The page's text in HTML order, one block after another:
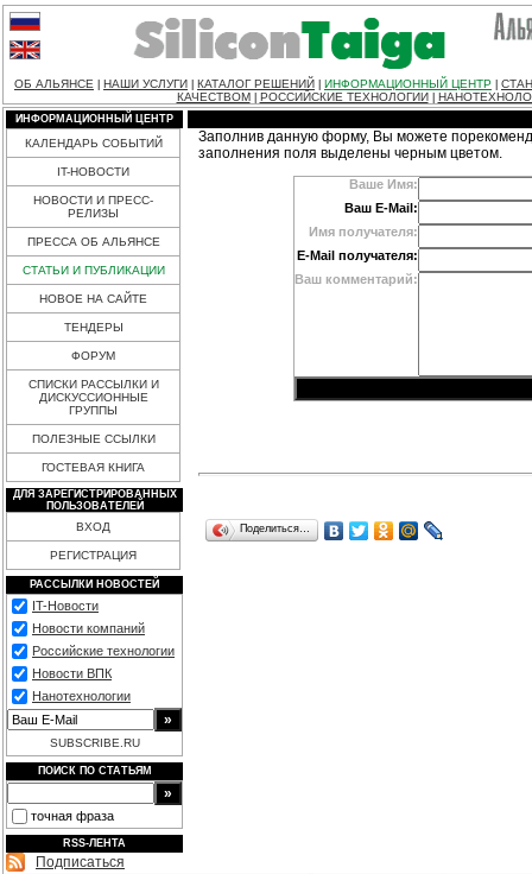
ОБ АЛЬЯНСЕ НАШИ УСЛУГИ КАТАЛОГ РЕШЕНИЙ ИНФОРМАЦИОННЫЙ ЦЕНТР
КАЧЕСТВОМ
РОССИЙСКИЕ ТЕХНОЛОГИИ
ИНФОРМАЦИОННЫЙ ЦЕНТР
КАЛЕНДАРЬ СОБЫТИЙ
IT-НОВОСТИ
НОВОСТИ И ПРЕСС-
РЕЛИЗЫ
ПРЕССА ОБ АЛЬЯНСЕ
СТАТЬИ И ПУБЛИКАЦИИ
НОВОЕ НА САЙТЕ
ТЕНДЕРЫ
ФОРУМ
СПИСКИ РАССЫЛКИ И
ДИСКУССИОННЫЕ
ГРУППЫ
ПОЛЕЗНЫЕ ССЫЛКИ
ГОСТЕВАЯ КНИГА
ДЛЯ ЗАРЕГИСТРИРОВАННЫХ
ПОЛЬЗОВАТЕЛЕЙ
ВХОД
РЕГИСТРАЦИЯ
РАССЫЛКИ НОВОСТЕЙ
IT-Новости
Новости компаний
Российские технологии
Новости ВПК
Нанотехнологии
SUBSCRIBE.RU
ПОИСК ПО СТАТЬЯМ
точная фраза
RSS-ЛЕНТА
Подписаться
Заполнив данную форму, Вы можете
заполнения поля выделены черным цветом.
Ваше Имя:
Ваш E-Mail:
Имя получателя:
E-Mail получателя:
Ваш комментарий:
Поделиться…